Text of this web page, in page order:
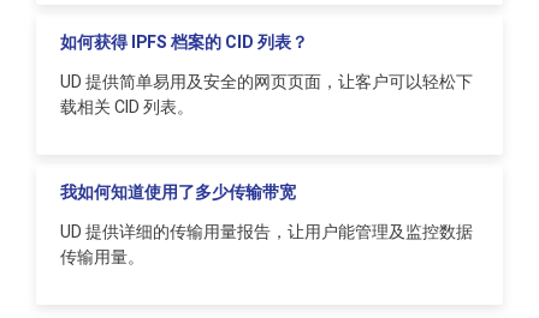
如何获得 IPFS 档案的 CID 列表？
UD 提供简单易用及安全的网页页面，让客户可以轻松下
载相关 CID 列表。
我如何知道使用了多少传输带宽
UD 提供详细的传输用量报告，让用户能管理及监控数据
传输用量。